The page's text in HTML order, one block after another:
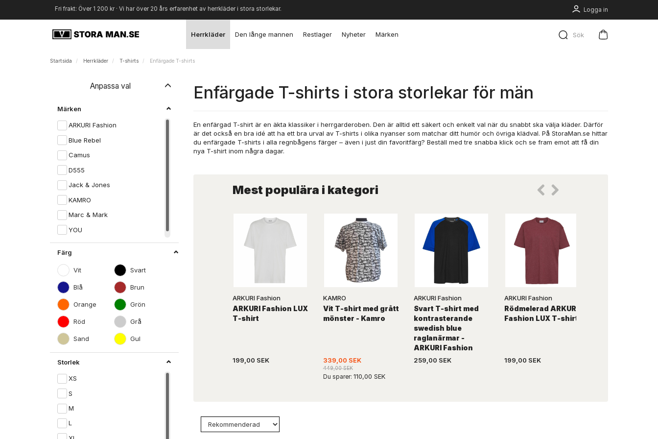
Logga in
Fri frakt: Över 1 200 kr · Vi har över 20 års erfarenhet av herrkläder i stora storlekar.
Sök
Herrkläder Den långe mannen Restlager Nyheter Märken
Startsida Herrkläder T-shirts Enfärgade T-shirts
Anpassa val
filtret
Märken
ARKURI Fashion
Blue Rebel
Camus
D555
Jack & Jones
KAMRO
Marc & Mark
YOU
Färg
Vit Svart
Blå Brun
Orange Grön
Röd Grå
Sand Gul
Storlek
XS
S
M
L
Enfärgade T-shirts i stora storlekar för män
En enfärgad T-shirt är en äkta klassiker i herrgarderoben. Den är alltid ett säkert och enkelt val när du snabbt ska välja kläder. Därför
är det också en bra idé att ha ett bra urval av T-shirts i olika nyanser som matchar ditt humör och övriga klädval. På StoraMan.se hittar
du enfärgade T-shirts i alla regnbågens färger – även i just din favoritfärg? Beställ med tre snabba klick och se fram emot att få din
nya T-shirt inom några dagar.
Mest populära i kategori
ARKURI Fashion
ARKURI Fashion LUX
T-shirt
199,00 SEK
KAMRO
Vit T-shirt med grått
mönster - Kamro
339,00 SEK
449,00 SEK
Du sparer: 110,00 SEK
ARKURI Fashion
Svart T-shirt med
kontrasterande
swedish blue
raglanärmar -
ARKURI Fashion
259,00 SEK
ARKURI Fashion
Rödmelerad ARKURI
Fashion LUX T-shirt
199,00 SEK